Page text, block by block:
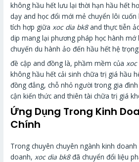
không hầu hết lưu lại thời hạn hầu hết
dạy and học đổi mới mẻ chuyển lôi
tích hợp giữaxoc dia bk8and thực tiễn
dịp mang lại phương pháp học hành
chuyến du hành ảo đến hầu hết hệ
đề cập and đồng là, phầm mềm củaxoc
không hầu hết cải sinh chữa trị giá hầu
đồng đẳng, chỗ nhỏ người trong gia
cận kiến thức and thiên tài chữa trị giá
Ứng Dụng Trong Kinh
Chính
Trong chuyên chuyên ngành kinh
doanh, xoc dia bk8đã chuyển đổi liệu